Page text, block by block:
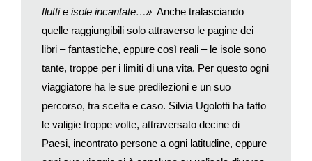
quando venne spodestato dal Meridiano di Greenwich, il
«Meridiano di ferro» era ancora utilizzato in Germania e
nell’Impero austro-ungarico.
purezza preservata dalla corruzione della storia. Fu così
anche quel giorno d’aprile del 1768, quando l’ammiraglio
francese Louis Antoine de Bougainville – dopo aver
attraversato l’immensa solitudine del Pacifico – giunse infine a
Tahiti, accolto da uomini amichevoli e donne splendide ornate
flutti e isole incantate…» Anche tralasciando
quelle raggiungibili solo attraverso le pagine dei
libri – fantastiche, eppure così reali – le isole sono
tante, troppe per i limiti di una vita. Per questo ogni
viaggiatore ha le sue predilezioni e un suo
percorso, tra scelta e caso. Silvia Ugolotti ha fatto
le valigie troppe volte, attraversato decine di
Paesi, incontrato persone a ogni latitudine, eppure